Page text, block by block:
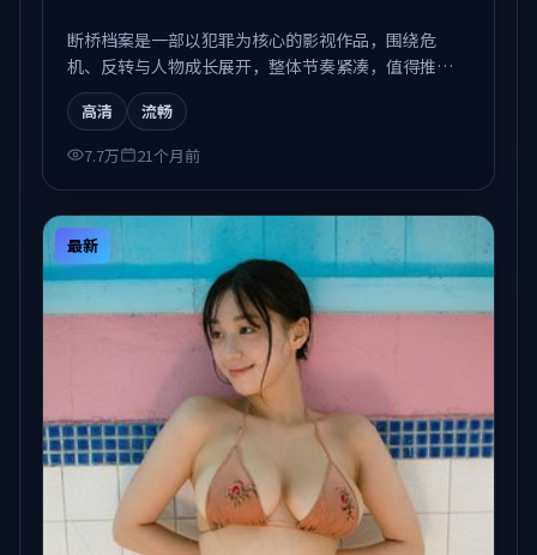
断桥档案是一部以犯罪为核心的影视作品，围绕危
机、反转与人物成长展开，整体节奏紧凑，值得推荐
观看。
高清
流畅
7.7万
21个月前
最新